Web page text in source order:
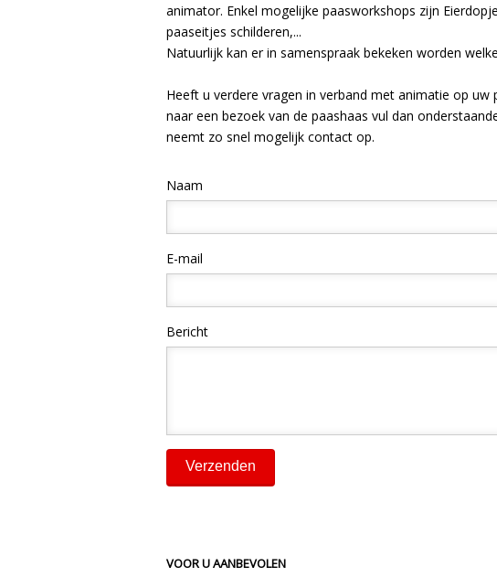
animator. Enkel mogelijke paasworkshops zijn
paaseitjes schilderen,...
Natuurlijk kan er in samenspraak bekeken worden
Heeft u verdere vragen in verband met animatie op
naar een bezoek van de paashaas vul dan
neemt zo snel mogelijk contact op.
Naam
E-mail
Bericht
VOOR U AANBEVOLEN